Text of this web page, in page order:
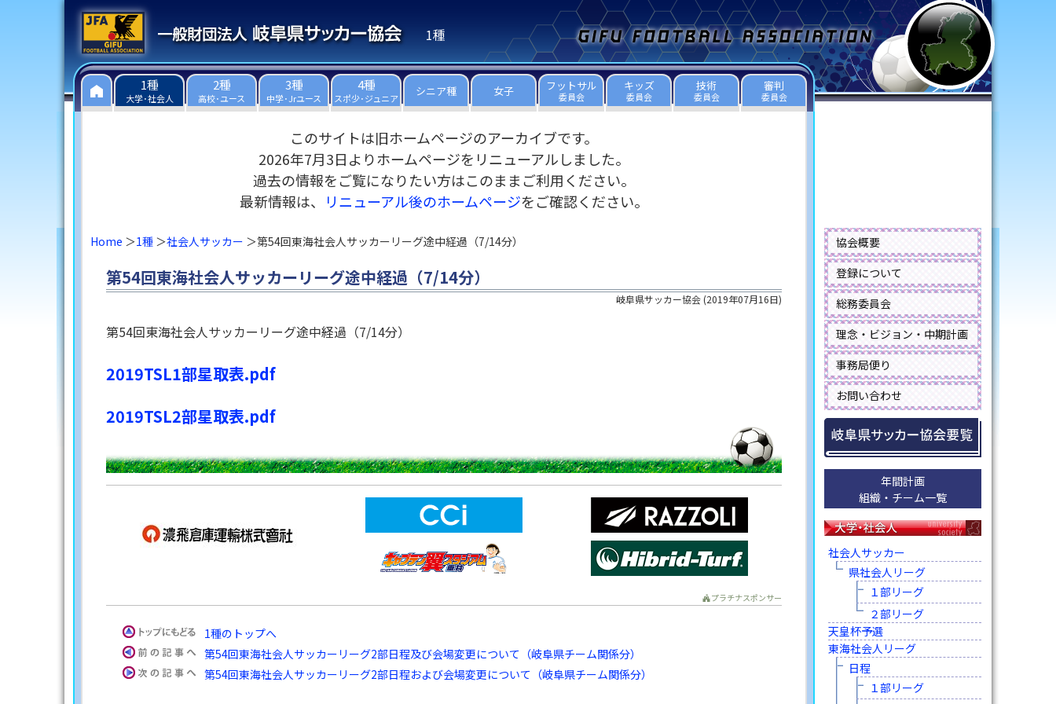
1種
1種
大学･社会人
2種
高校･ユース
3種
中学･Jrユース
4種
スポ少･ジュニア シニア種 女子 フットサル
委員会
キッズ
委員会
技術
委員会
審判
委員会
このサイトは旧ホームページのアーカイブです。
2026年7月3日よりホームページをリニューアルしました。
過去の情報をご覧になりたい方はこのままご利用ください。
最新情報は、
リニューアル後のホームページをご確認ください。
Home 1種 社会人サッカー 第54回東海社会人サッカーリーグ途中経過（7/14分）
第54回東海社会人サッカーリーグ途中経過（7/14分）
岐阜県サッカー協会 (2019年07月16日)
第54回東海社会人サッカーリーグ途中経過（7/14分）
2019TSL1部星取表.pdf
2019TSL2部星取表.pdf
プラチナスポンサー
1種のトップへ
第54回東海社会人サッカーリーグ2部日程及び会場変更について（岐阜県チーム関係分）
第54回東海社会人サッカーリーグ2部日程および会場変更について（岐阜県チーム関係分）
協会概要
登録について
総務委員会
理念・ビジョン・中期計画
事務局便り
お問い合わせ
年間計画
組織・チーム一覧
社会人サッカー
県社会人リーグ
１部リーグ
２部リーグ
天皇杯予選
東海社会人リーグ
日程
１部リーグ